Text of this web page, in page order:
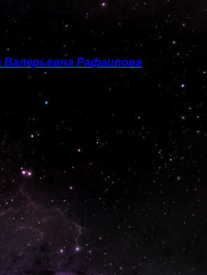
Валерьевна Рафаилова (по
таро.